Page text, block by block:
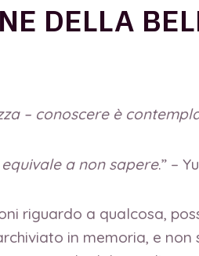
DELLA
– conoscere è
a non sapere.” –
riguardo a qualcosa,
in memoria, e non